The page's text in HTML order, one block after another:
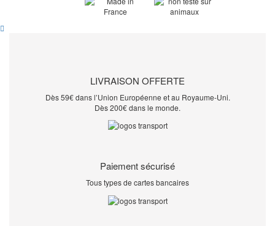
LIVRAISON OFFERTE
Dès 59€ dans l’Union Européenne et au Royaume-Uni.
Dès 200€ dans le monde.
Paiement sécurisé
Tous types de cartes bancaires